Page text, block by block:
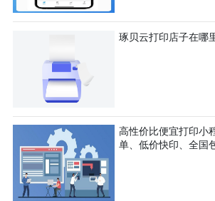
琢贝云打印店子在哪
高性价比便宜打印小
单、低价快印、全国